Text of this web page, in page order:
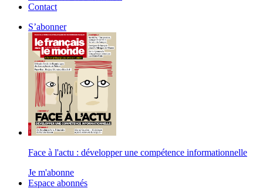
Contact
S’abonner
Face à l'actu : développer une compétence informationnelle
Je m'abonne
Espace abonnés